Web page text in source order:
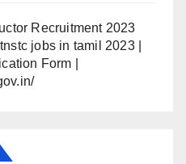
Recruitment 2023
jobs in tamil 2023 |
Form |